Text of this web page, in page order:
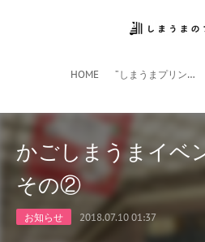
HOME ”しまうまプリント”サイト
かごしまうまイベ
その②
お知らせ 2018.07.10 01:37